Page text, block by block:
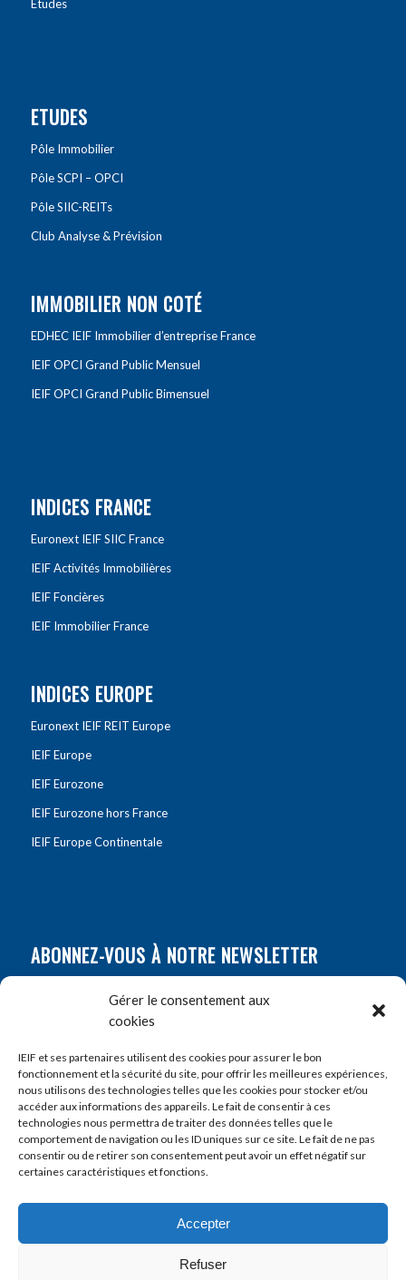
Gérer le consentement aux
cookies
IEIF et ses partenaires utilisent des cookies pour assurer le bon
fonctionnement et la sécurité du site, pour offrir les meilleures expériences,
nous utilisons des technologies telles que les cookies pour stocker et/ou
accéder aux informations des appareils. Le fait de consentir à ces
technologies nous permettra de traiter des données telles que le
comportement de navigation ou les ID uniques sur ce site. Le fait de ne pas
consentir ou de retirer son consentement peut avoir un effet négatif sur
certaines caractéristiques et fonctions.
Accepter
Refuser
Etudes
ETUDES
Pôle Immobilier
Pôle SCPI – OPCI
Pôle SIIC-REITs
Club Analyse & Prévision
IMMOBILIER NON COTÉ
EDHEC IEIF Immobilier d’entreprise France
IEIF OPCI Grand Public Mensuel
IEIF OPCI Grand Public Bimensuel
INDICES FRANCE
Euronext IEIF SIIC France
IEIF Activités Immobilières
IEIF Foncières
IEIF Immobilier France
INDICES EUROPE
Euronext IEIF REIT Europe
IEIF Europe
IEIF Eurozone
IEIF Eurozone hors France
IEIF Europe Continentale
ABONNEZ-VOUS À NOTRE NEWSLETTER
Prénom*
E-mail*